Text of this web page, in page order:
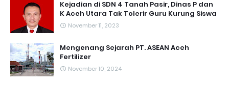
Kejadian di SDN 4 Tanah Pasir, Dinas P dan
K Aceh Utara Tak Tolerir Guru Kurung Siswa
November 11, 2023
Mengenang Sejarah PT. ASEAN Aceh
Fertilizer
November 10, 2024